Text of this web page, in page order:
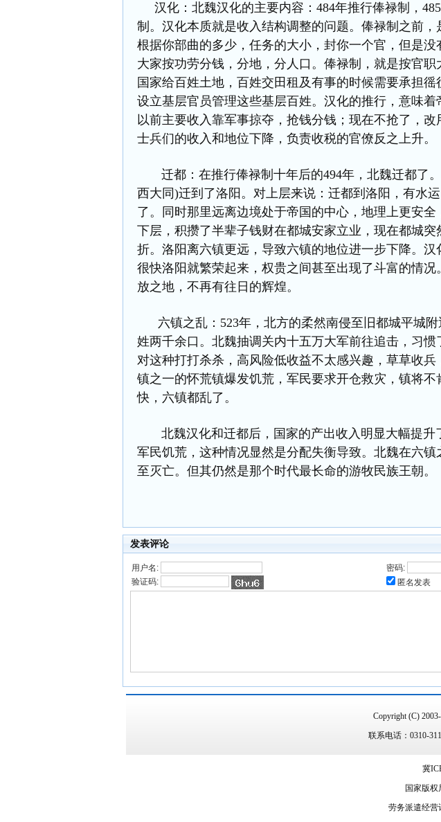
汉化：北魏汉化的主要内容：484年推行俸禄制，
制。汉化本质就是收入结构调整的问题。俸禄制之前，
根据你部曲的多少，任务的大小，封你一个官，但是没
大家按功劳分钱，分地，分人口。俸禄制，就是按官
国家给百姓土地，百姓交田租及有事的时候需要承担
设立基层官员管理这些基层百姓。汉化的推行，意味着
以前主要收入靠军事掠夺，抢钱分钱；现在不抢了，
士兵们的收入和地位下降，负责收税的官僚反之上升。
迁都：在推行俸禄制十年后的494年，北魏迁都了
西大同)迁到了洛阳。对上层来说：迁都到洛阳，有水
了。同时那里远离边境处于帝国的中心，地理上更安全
下层，积攒了半辈子钱财在都城安家立业，现在都城突
折。洛阳离六镇更远，导致六镇的地位进一步下降。汉
很快洛阳就繁荣起来，权贵之间甚至出现了斗富的情
放之地，不再有往日的辉煌。
六镇之乱：523年，北方的柔然南侵至旧都城平城附
姓两千余口。北魏抽调关内十五万大军前往追击，习
对这种打打杀杀，高风险低收益不太感兴趣，草草收兵
镇之一的怀荒镇爆发饥荒，军民要求开仓救灾，镇将
快，六镇都乱了。
北魏汉化和迁都后，国家的产出收入明显大幅提升
军民饥荒，这种情况显然是分配失衡导致。北魏在六
至灭亡。但其仍然是那个时代最长命的游牧民族王朝。
发表评论
用户名:
密码:
验证码:
匿名发表
Copyright (C)
联系电话：0310-
冀
国家版权
劳务派遣经营